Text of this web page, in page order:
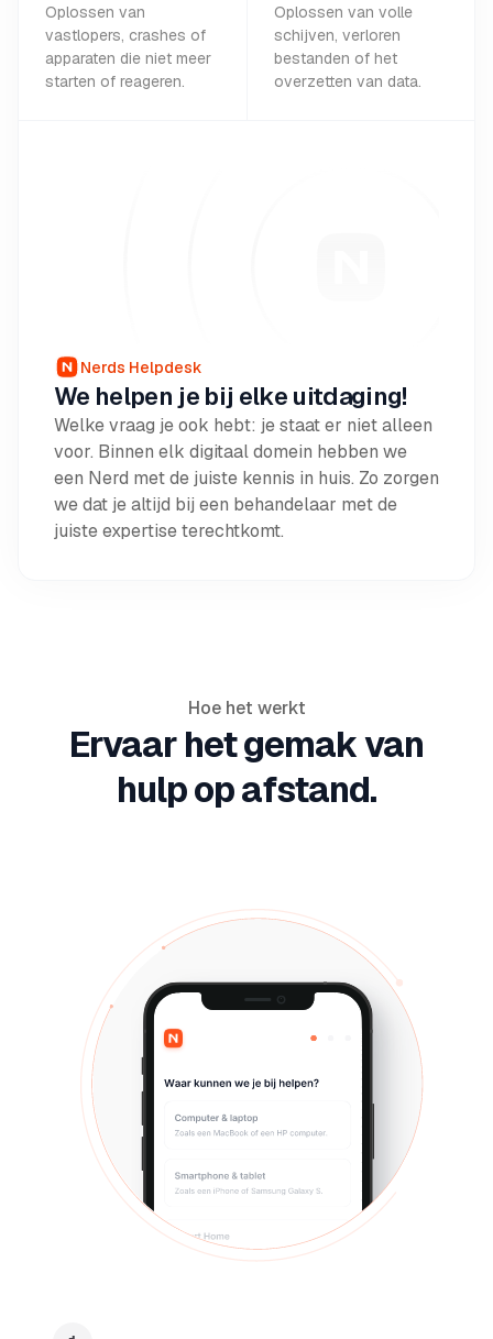
Oplossen van
vastlopers, crashes of
apparaten die niet meer
starten of reageren.
Oplossen van volle
schijven, verloren
bestanden of het
overzetten van data.
Nerds Helpdesk
We helpen je bij elke uitdaging!
Welke vraag je ook hebt: je staat er niet alleen
voor. Binnen elk digitaal domein hebben we
een Nerd met de juiste kennis in huis. Zo zorgen
we dat je altijd bij een behandelaar met de
juiste expertise terechtkomt.
Hoe het werkt
Ervaar het gemak van
hulp op afstand.